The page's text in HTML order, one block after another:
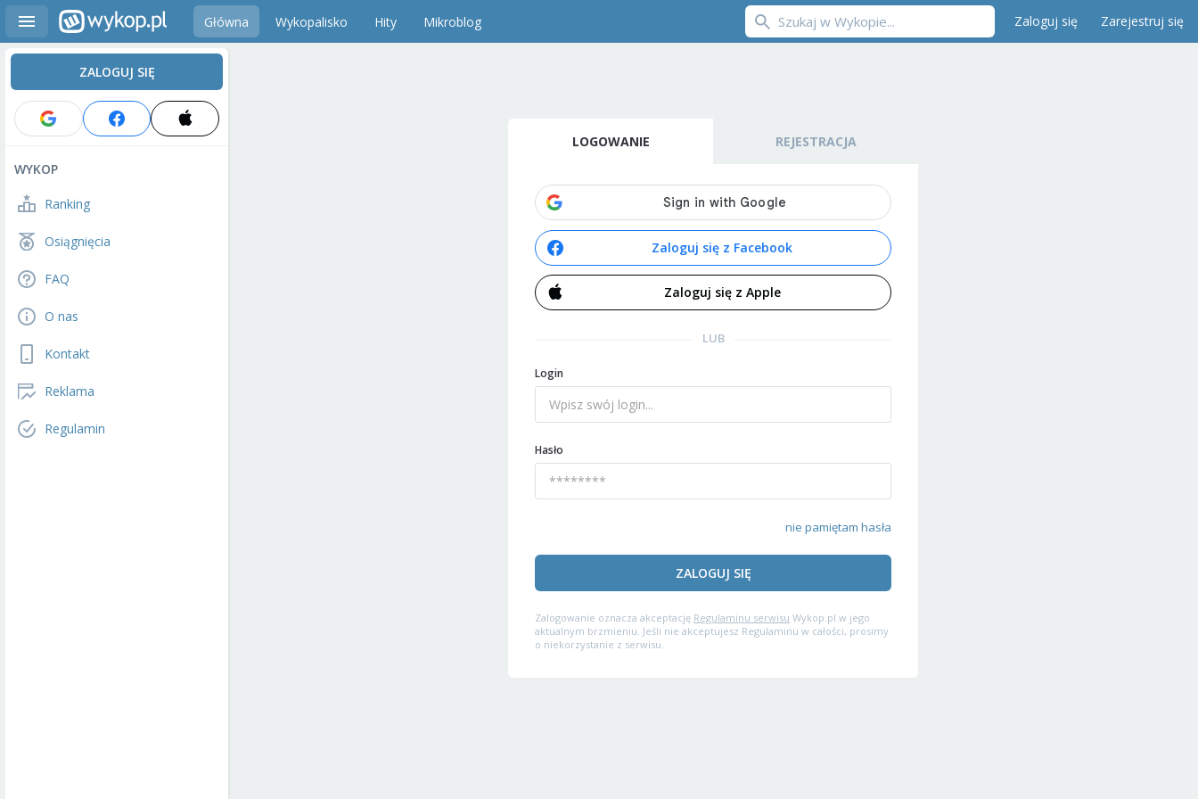
Główna Wykopalisko Hity Mikroblog Zaloguj się Zarejestruj się
ZALOGUJ SIĘ
WYKOP
Ranking
Osiągnięcia
FAQ
O nas
Kontakt
Reklama
Regulamin
LOGOWANIE REJESTRACJA
Zaloguj się z Facebook
Zaloguj się z Apple
LUB
Login
Hasło
nie pamiętam hasła
ZALOGUJ SIĘ
Zalogowanie oznacza akceptację Regulaminu serwisu Wykop.pl w jego
aktualnym brzmieniu. Jeśli nie akceptujesz Regulaminu w całości, prosimy
o niekorzystanie z serwisu.